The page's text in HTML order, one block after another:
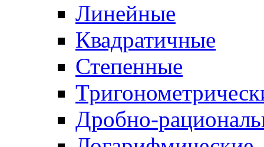
Линейные
Квадратичные
Степенные
Дробно-